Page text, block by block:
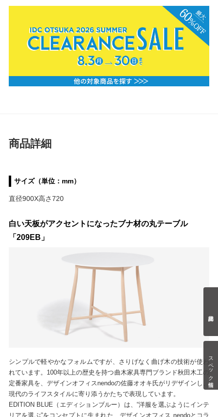
スペック情報
商品詳細
サイズ（単位：mm）
直径900X高さ720
白い天板がアクセントになったブナ材の丸テーブル
「209EB」
シンプルで軽やかなフォルムですが、さりげなく曲げ木の技術が使わ
れています。100年以上の歴史を持つ曲木家具専門ブランド秋田木工の
定番家具を、デザインオフィスnendoの佐藤オオキ氏がリデザインし、
現代のライフスタイルに寄り添うかたちで表現しています。
EDITION BLUE（エディションブルー）は、“洋服を選ぶようにインテ
リアを選ぶ”をコンセプトに生まれた、デザインオフィス nendoとコラ